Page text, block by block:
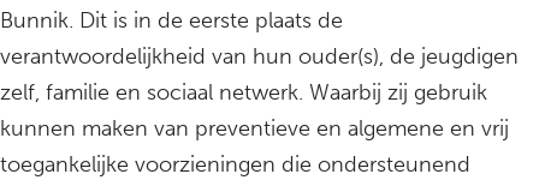
Bunnik. Dit is in de eerste plaats de
verantwoordelijkheid van hun ouder(s), de jeugdigen
zelf, familie en sociaal netwerk. Waarbij zij gebruik
kunnen maken van preventieve en algemene en vrij
toegankelijke voorzieningen die ondersteunend